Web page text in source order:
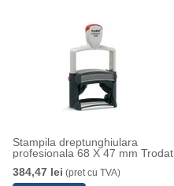
Stampila dreptunghiulara
profesionala 68 X 47 mm Trodat
384,47 lei (pret cu TVA)